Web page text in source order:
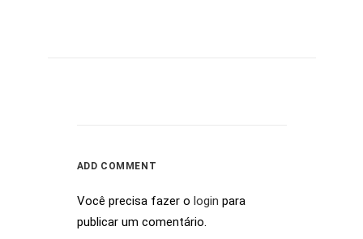
ADD COMMENT
Você precisa fazer o login para
publicar um comentário.